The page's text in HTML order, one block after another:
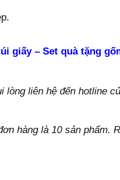
giấy – Set quà tặng
liên hệ đến hotline
hàng là 10 sản phẩm.